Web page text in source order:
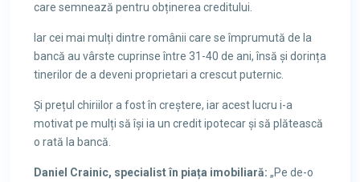
care semnează pentru obținerea creditului.
Iar cei mai mulți dintre românii care se împrumută de la
bancă au vârste cuprinse între 31-40 de ani, însă și dorința
tinerilor de a deveni proprietari a crescut puternic.
Și prețul chiriilor a fost în creștere, iar acest lucru i-a
motivat pe mulți să își ia un credit ipotecar și să plătească
o rată la bancă.
Daniel Crainic, specialist în piața imobiliară: „Pe de-o